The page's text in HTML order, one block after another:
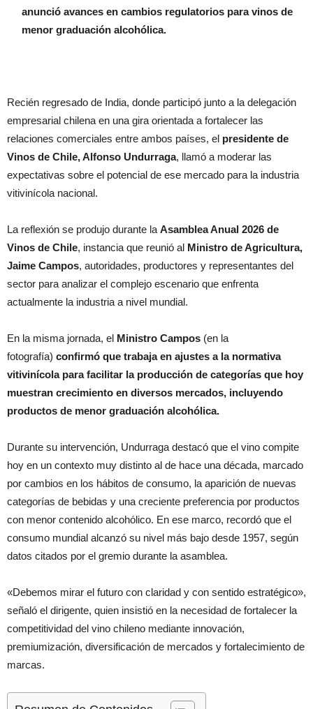
anunció avances en cambios regulatorios para vinos de
menor graduación alcohólica.
Recién regresado de India, donde participó junto a la delegación
empresarial chilena en una gira orientada a fortalecer las
relaciones comerciales entre ambos países, el presidente de
Vinos de Chile, Alfonso Undurraga, llamó a moderar las
expectativas sobre el potencial de ese mercado para la industria
vitivinícola nacional.
La reflexión se produjo durante la Asamblea Anual 2026 de
Vinos de Chile, instancia que reunió al Ministro de Agricultura,
Jaime Campos, autoridades, productores y representantes del
sector para analizar el complejo escenario que enfrenta
actualmente la industria a nivel mundial.
En la misma jornada, el Ministro Campos (en la
fotografía) confirmó que trabaja en ajustes a la normativa
vitivinícola para facilitar la producción de categorías que hoy
muestran crecimiento en diversos mercados, incluyendo
productos de menor graduación alcohólica.
Durante su intervención, Undurraga destacó que el vino compite
hoy en un contexto muy distinto al de hace una década, marcado
por cambios en los hábitos de consumo, la aparición de nuevas
categorías de bebidas y una creciente preferencia por productos
con menor contenido alcohólico. En ese marco, recordó que el
consumo mundial alcanzó su nivel más bajo desde 1957, según
datos citados por el gremio durante la asamblea.
«Debemos mirar el futuro con claridad y con sentido estratégico»,
señaló el dirigente, quien insistió en la necesidad de fortalecer la
competitividad del vino chileno mediante innovación,
premiumización, diversificación de mercados y fortalecimiento de
marcas.